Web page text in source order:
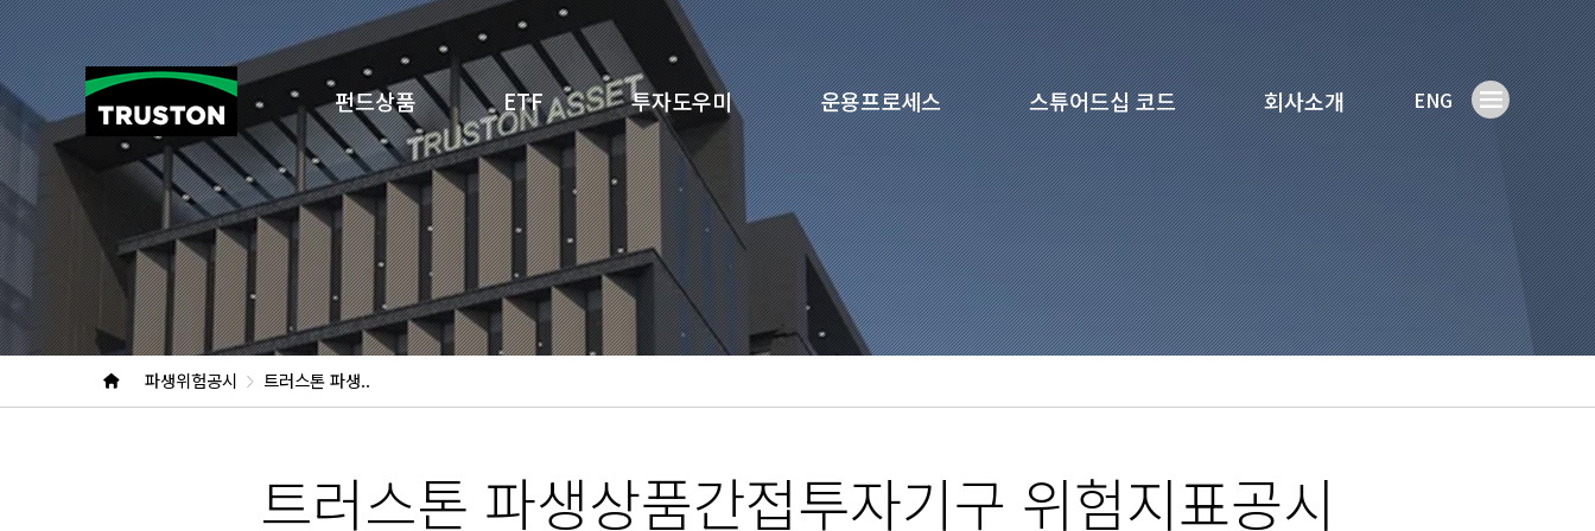
펀드상품 ETF 투자도우미 운용프로세스 스튜어드십 코드 회사소개 ENG
파생위험공시 트러스톤 파생..
트러스톤 파생상품간접투자기구 위험지표공시